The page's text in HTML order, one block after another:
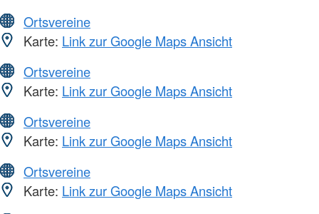
Ortsvereine
Karte: Link zur Google Maps Ansicht
Ortsvereine
Karte: Link zur Google Maps Ansicht
Ortsvereine
Karte: Link zur Google Maps Ansicht
Ortsvereine
Karte: Link zur Google Maps Ansicht